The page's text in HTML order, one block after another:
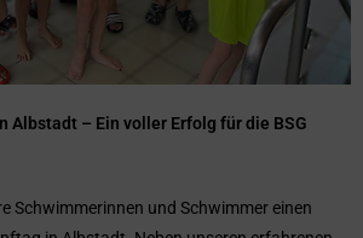
Albstadt – Ein voller Erfolg für die BSG
Schwimmerinnen und Schwimmer einen